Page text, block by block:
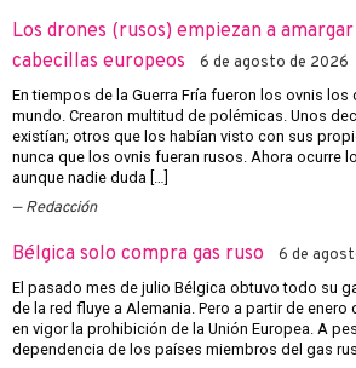
Los drones (rusos) empiezan a
cabecillas europeos
6 de agosto de 2026
En tiempos de la Guerra Fría fueron los ovnis los
mundo. Crearon multitud de polémicas. Unos
existían; otros que los habían visto con sus
nunca que los ovnis fueran rusos. Ahora ocurre
aunque nadie duda […]
Redacción
Bélgica solo compra gas ruso 6 de
El pasado mes de julio Bélgica obtuvo todo su
de la red fluye a Alemania. Pero a partir de enero
en vigor la prohibición de la Unión Europea. A
dependencia de los países miembros del gas